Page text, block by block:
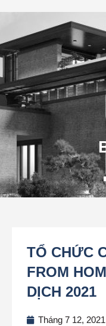
dung
TỔ CHỨC
FROM
DỊCH 2021
Tháng 7 12, 2021